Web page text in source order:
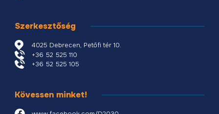
Szerkesztőség
4025 Debrecen, Petőfi tér 10.
+36 52 525 110
+36 52 525 105
Kövessen minket!